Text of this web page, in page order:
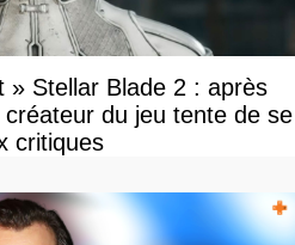
» Stellar Blade 2 : après
créateur du jeu tente de se
critiques